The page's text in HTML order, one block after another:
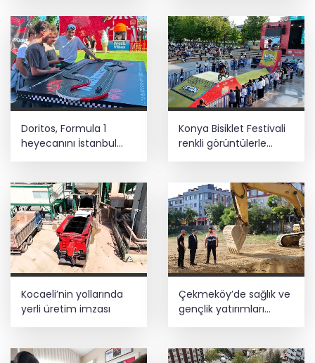
Doritos, Formula 1
heyecanını İstanbul
Konya Bisiklet Festivali
renkli görüntülerle
Kocaeli’nin yollarında
yerli üretim imzası
Çekmeköy’de sağlık ve
gençlik yatırımları
yükseliyor